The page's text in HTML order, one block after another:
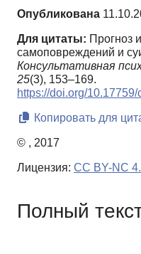
Опубликована
Для цитаты: Прогноз
самоповреждений и
Консультативная
25(3), 153–169.
https://doi.org/
Копировать для
© , 2017
Лицензия: CC BY-NC
Полный